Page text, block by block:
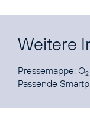
Weitere
Pressemappe: O2
Passende